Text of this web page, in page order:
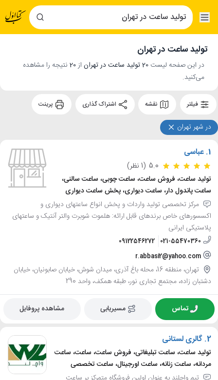
تولید ساعت در تهران
در این صفحه لیست 20 تولید ساعت در تهران از20 نتیجه را مشاهده
می‌کنید.
فیلتر نقشه
در شهر تهران
1. عباسی
5.0 (1 نظر)
تولید ساعت، فروش ساعت، ساعت چوبی، ساعت سالنی،
ساعت پاندول دار، ساعت دیواری، پخش ساعت دیواری
مرکز تخصصی تولید واردات و پخش انواع ساعتهای دیواری و
اکسسورهای خاص برندهای قابل ارائه: هلموت شوبرت والتر آنتیک و ساعتهای
پلاستیکی ایرانی
021-55470360
09122546272
r.abbasi2@yahoo.com
تهران، منطقه 16، محله باغ آذری، میدان شوش، خیابان صابونیان، خیابان
دشتبان زاده، مجتمع تجاری نور، طبقه همکف، واحد 290
تماس مسیریابی مشاهده پروفایل
2. گالری لستانی
تولید ساعت، ساعت تبلیغاتی، فروش ساعت، ساعت، ساعت
مردانه، ساعت زنانه، ساعت اورجینال، ساعت تخصصی